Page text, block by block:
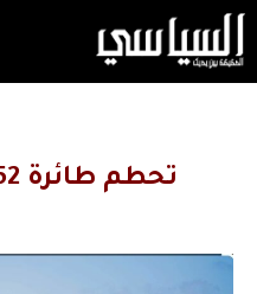
تحطم طائرة B-52 في كاليفورنيا